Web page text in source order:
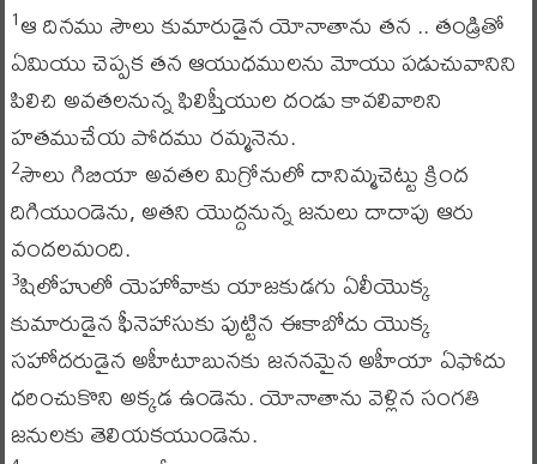
1ఆ దినము సౌలు కుమారుడైన యోనాతాను తన .. తండ్రితో
ఏమియు చెప్పక తన ఆయుధములను మోయు పడుచువానిని
పిలిచి అవతలనున్న ఫిలిష్తీయుల దండు కావలివారిని
హతముచేయ పోదము రమ్మనెను.
2సౌలు గిబియా అవతల మిగ్రోనులో దానిమ్మచెట్టు క్రింద
దిగియుండెను, అతని యొద్దనున్న జనులు దాదాపు ఆరు
వందలమంది.
3షిలోహులో యెహోవాకు యాజకుడగు ఏలీయొక్క
కుమారుడైన ఫీనెహాసుకు పుట్టిన ఈకాబోదు యొక్క
సహోదరుడైన అహీటూబునకు జననమైన అహీయా ఏఫోదు
ధరించుకొని అక్కడ ఉండెను. యోనాతాను వెళ్లిన సంగతి
జనులకు తెలియకయుండెను.